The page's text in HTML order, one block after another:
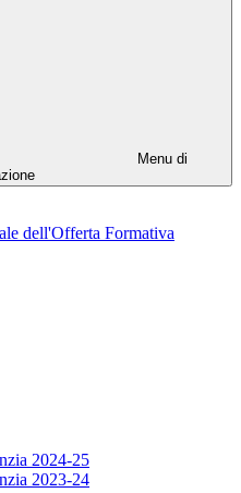
Menu di
dell'Offerta Formativa
2024-25
2023-24